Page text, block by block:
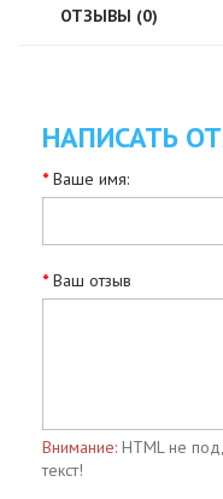
ОТЗЫВЫ (0)
НАПИСАТЬ
Ваше имя:
Ваш отзыв
Внимание: HTML не
текст!